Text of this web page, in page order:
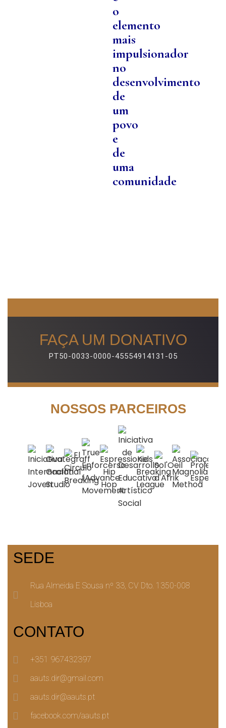
o
elemento
mais
impulsionador
no
desenvolvimento
de
um
povo
e
de
uma
comunidade
FAÇA UM DONATIVO
PT50-0033-0000-45554914131-05
NOSSOS PARCEIROS
SEDE
Rua Almeida E Sousa nº 33, CV Dto. 1350-008
Lisboa
CONTATO
+351 967432397
aauts.dir@gmail.com
aauts.dir@aauts.pt
facebook.com/aauts.pt